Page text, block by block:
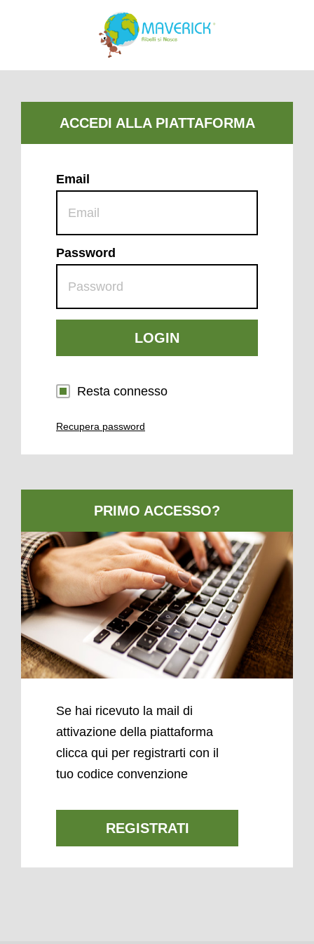
Email
Password
LOGIN
Resta connesso
Recupera password
Se hai ricevuto la mail di
attivazione della piattaforma
clicca qui per registrarti con il
tuo codice convenzione
REGISTRATI